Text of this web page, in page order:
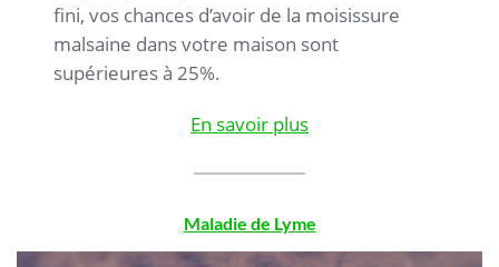
fini, vos chances d’avoir de la moisissure
malsaine dans votre maison sont
supérieures à 25%.
En savoir plus
Maladie de Lyme